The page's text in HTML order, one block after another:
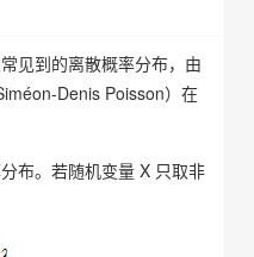
见到的离散概率分布，由
Denis Poisson）在
布。若随机变量 X 只取非